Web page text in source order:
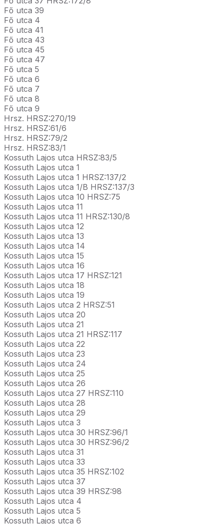
Fő utca 39
Fő utca 4
Fő utca 41
Fő utca 43
Fő utca 45
Fő utca 47
Fő utca 5
Fő utca 6
Fő utca 7
Fő utca 8
Fő utca 9
Hrsz. HRSZ:270/19
Hrsz. HRSZ:61/6
Hrsz. HRSZ:79/2
Hrsz. HRSZ:83/1
Kossuth Lajos utca HRSZ:83/5
Kossuth Lajos utca 1
Kossuth Lajos utca 1 HRSZ:137/2
Kossuth Lajos utca 1/B HRSZ:137/3
Kossuth Lajos utca 10 HRSZ:75
Kossuth Lajos utca 11
Kossuth Lajos utca 11 HRSZ:130/8
Kossuth Lajos utca 12
Kossuth Lajos utca 13
Kossuth Lajos utca 14
Kossuth Lajos utca 15
Kossuth Lajos utca 16
Kossuth Lajos utca 17 HRSZ:121
Kossuth Lajos utca 18
Kossuth Lajos utca 19
Kossuth Lajos utca 2 HRSZ:51
Kossuth Lajos utca 20
Kossuth Lajos utca 21
Kossuth Lajos utca 21 HRSZ:117
Kossuth Lajos utca 22
Kossuth Lajos utca 23
Kossuth Lajos utca 24
Kossuth Lajos utca 25
Kossuth Lajos utca 26
Kossuth Lajos utca 27 HRSZ:110
Kossuth Lajos utca 28
Kossuth Lajos utca 29
Kossuth Lajos utca 3
Kossuth Lajos utca 30 HRSZ:96/1
Kossuth Lajos utca 30 HRSZ:96/2
Kossuth Lajos utca 31
Kossuth Lajos utca 33
Kossuth Lajos utca 35 HRSZ:102
Kossuth Lajos utca 37
Kossuth Lajos utca 39 HRSZ:98
Kossuth Lajos utca 4
Kossuth Lajos utca 5
Kossuth Lajos utca 6